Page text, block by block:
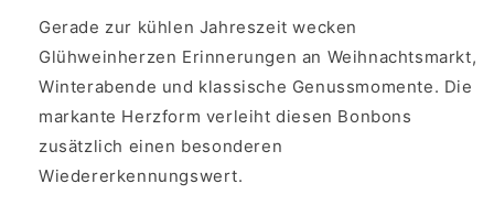
Gerade zur kühlen Jahreszeit wecken
Glühweinherzen Erinnerungen an Weihnachtsmarkt,
Winterabende und klassische Genussmomente. Die
markante Herzform verleiht diesen Bonbons
zusätzlich einen besonderen
Wiedererkennungswert.